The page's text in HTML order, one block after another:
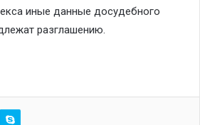
иные данные досудебного
разглашению.